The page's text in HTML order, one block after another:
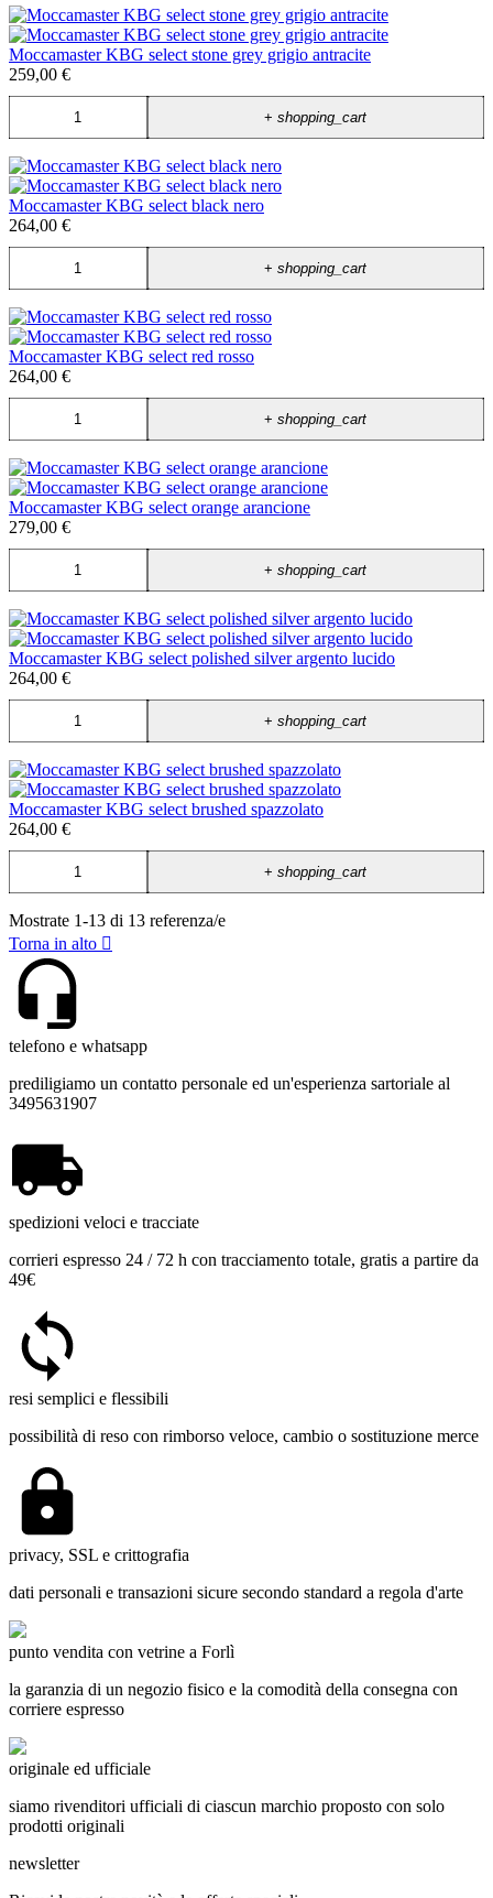
Moccamaster KBG select stone grey grigio antracite
259,00 €
+shopping_cart
Moccamaster KBG select black nero
264,00 €
+shopping_cart
Moccamaster KBG select red rosso
264,00 €
+shopping_cart
Moccamaster KBG select orange arancione
279,00 €
+shopping_cart
Moccamaster KBG select polished silver argento lucido
264,00 €
+shopping_cart
Moccamaster KBG select brushed spazzolato
264,00 €
+shopping_cart
Mostrate 1-13 di 13 referenza/e
Torna in alto 
telefono e whatsapp
prediligiamo un contatto personale ed un'esperienza sartoriale al
3495631907
spedizioni veloci e tracciate
corrieri espresso 24 / 72 h con tracciamento totale, gratis a partire da
49€
resi semplici e flessibili
possibilità di reso con rimborso veloce, cambio o sostituzione merce
privacy, SSL e crittografia
dati personali e transazioni sicure secondo standard a regola d'arte
punto vendita con vetrine a Forlì
la garanzia di un negozio fisico e la comodità della consegna con
corriere espresso
originale ed ufficiale
siamo rivenditori ufficiali di ciascun marchio proposto con solo
prodotti originali
newsletter